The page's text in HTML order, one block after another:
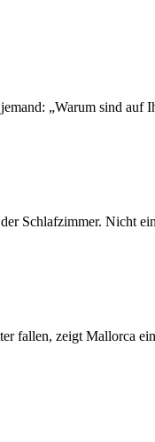
„Warum sind auf
Schlafzimmer. Nicht
zeigt Mallorca